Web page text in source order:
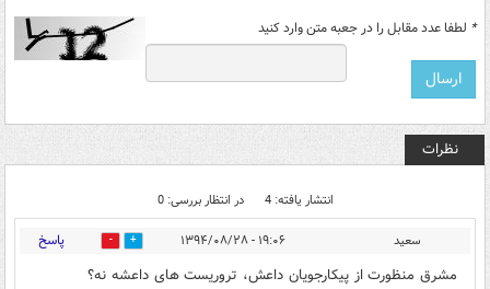
* لطفا عدد مقابل را در جعبه متن وارد کنید
نظرات
انتشار یافته: 4 در انتظار بررسی: 0
سعید ۱۹:۰۶ - ۱۳۹۴/۰۸/۲۸ 0 پاسخ
مشرق منظورت از پیکارجویان داعش، تروریست های داعشه نه؟